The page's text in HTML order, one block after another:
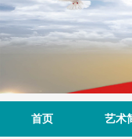
首页 艺术